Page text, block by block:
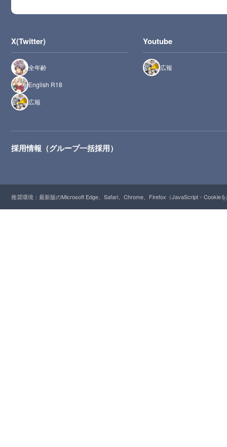
X(Twitter)
全年齢
English R18
広報
Youtube
広報
採用情報（グループ一括採用）
推奨環境：最新版のMicrosoft Edge、Safari、Chrome、Firefox（JavaScript・Cookie